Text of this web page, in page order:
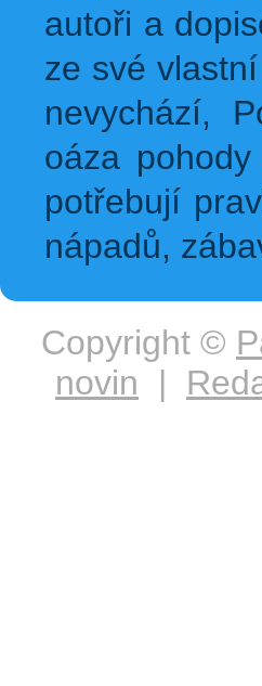
autoři a
ze své
nevychází,
oáza
potřebují
nápadů,
Copyright ©
novin |